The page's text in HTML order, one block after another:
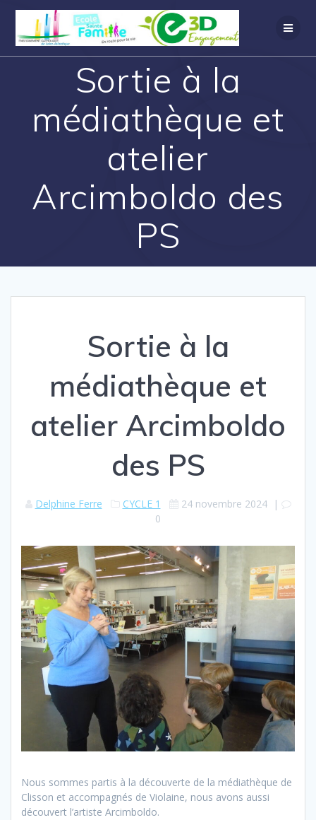
Sortie à la
médiathèque et
atelier
Arcimboldo des
PS
Sortie à la
médiathèque et
atelier Arcimboldo
des PS
Delphine Ferre CYCLE 1 24 novembre 2024|
0
Nous sommes partis à la découverte de la médiathèque de
Clisson et accompagnés de Violaine, nous avons aussi
découvert l’artiste Arcimboldo.